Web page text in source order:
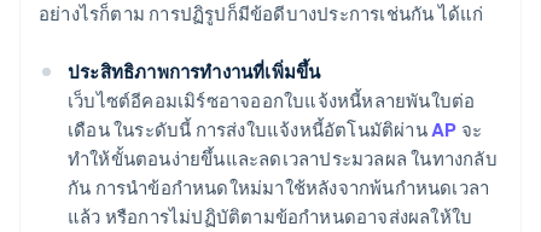
อย่างไรก็ตาม การปฏิรูปก็มีข้อดีบางประการเช่นกัน ได้แก่
ประสิทธิภาพการทำงานที่เพิ่มขึ้น
เว็บไซต์อีคอมเมิร์ซอาจออกใบแจ้งหนี้หลายพันใบต่อ
เดือน ในระดับนี้ การส่งใบแจ้งหนี้อัตโนมัติผ่านAP จะ
ทำให้ขั้นตอนง่ายขึ้นและลดเวลาประมวลผล ในทางกลับ
กัน การนำข้อกำหนดใหม่มาใช้หลังจากพ้นกำหนดเวลา
แล้ว หรือการไม่ปฏิบัติตามข้อกำหนดอาจส่งผลให้ใบ